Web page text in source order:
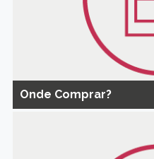
Onde Comprar?